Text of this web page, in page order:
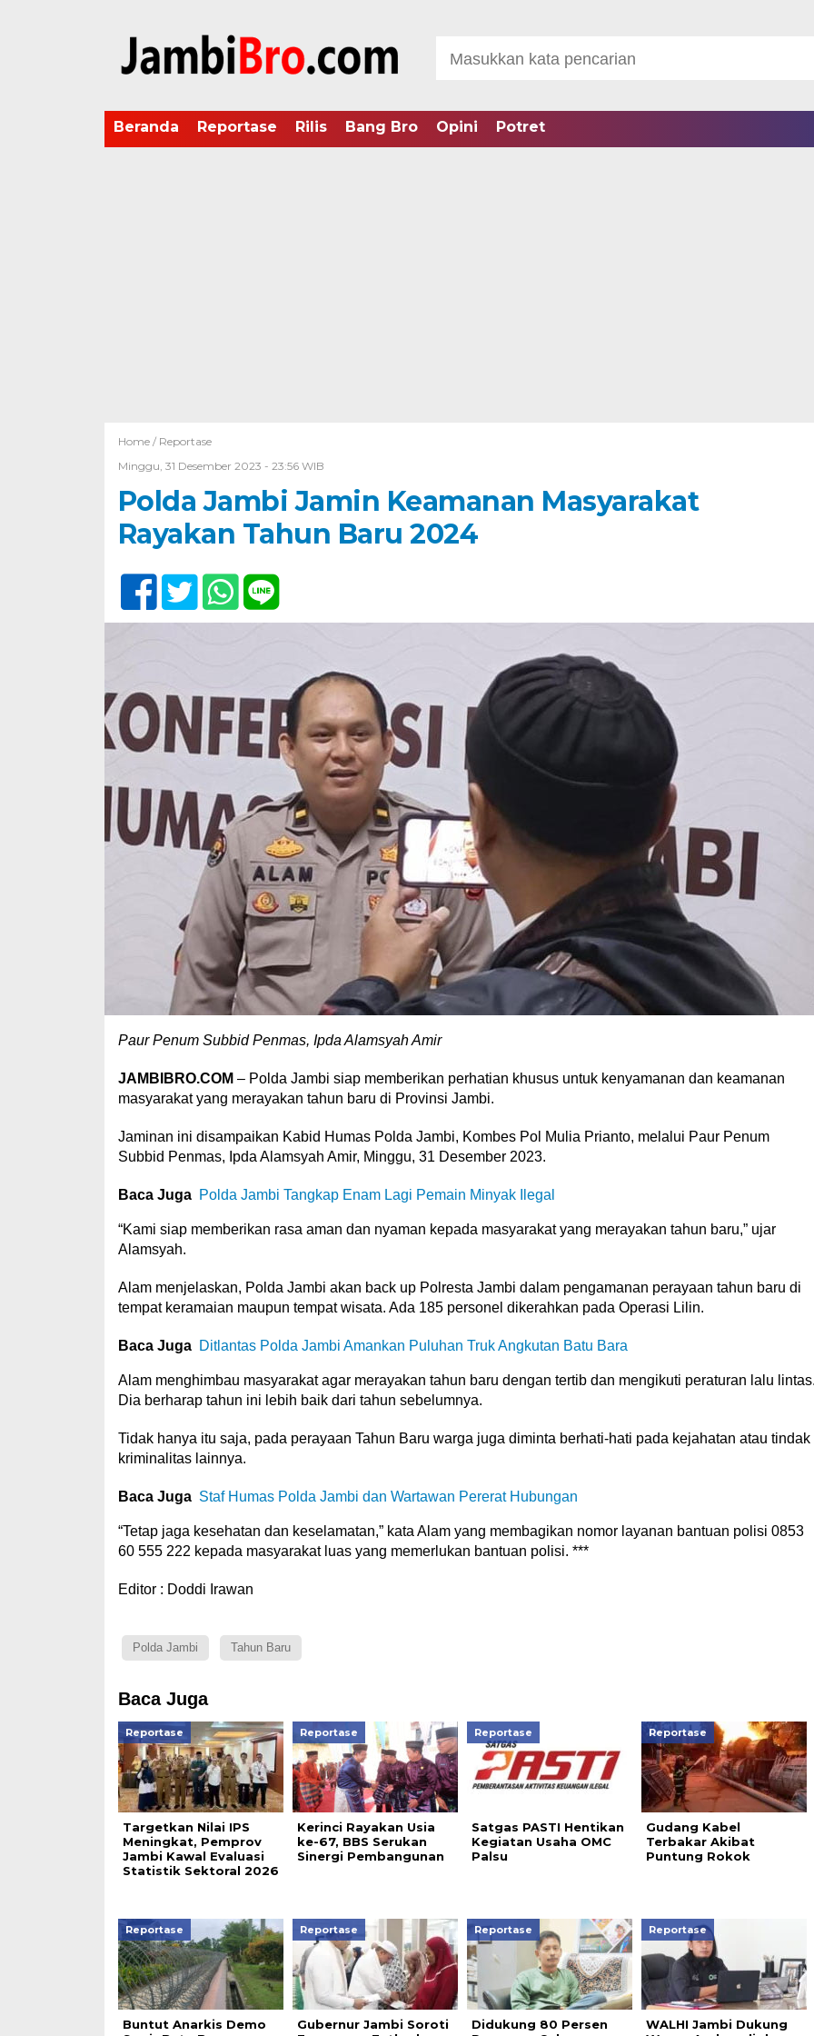
Beranda Reportase Rilis Bang Bro Opini Potret
Home / Reportase
Minggu, 31 Desember 2023 - 23:56 WIB
Polda Jambi Jamin Keamanan Masyarakat
Rayakan Tahun Baru 2024
Paur Penum Subbid Penmas, Ipda Alamsyah Amir
JAMBIBRO.COM – Polda Jambi siap memberikan perhatian khusus untuk kenyamanan dan keamanan
masyarakat yang merayakan tahun baru di Provinsi Jambi.
Jaminan ini disampaikan Kabid Humas Polda Jambi, Kombes Pol Mulia Prianto, melalui Paur Penum
Subbid Penmas, Ipda Alamsyah Amir, Minggu, 31 Desember 2023.
Baca Juga Polda Jambi Tangkap Enam Lagi Pemain Minyak Ilegal
“Kami siap memberikan rasa aman dan nyaman kepada masyarakat yang merayakan tahun baru,” ujar
Alamsyah.
Alam menjelaskan, Polda Jambi akan back up Polresta Jambi dalam pengamanan perayaan tahun baru di
tempat keramaian maupun tempat wisata. Ada 185 personel dikerahkan pada Operasi Lilin.
Baca Juga Ditlantas Polda Jambi Amankan Puluhan Truk Angkutan Batu Bara
Alam menghimbau masyarakat agar merayakan tahun baru dengan tertib dan mengikuti peraturan lalu
Dia berharap tahun ini lebih baik dari tahun sebelumnya.
Tidak hanya itu saja, pada perayaan Tahun Baru warga juga diminta berhati-hati pada kejahatan atau tindak
kriminalitas lainnya.
Baca Juga Staf Humas Polda Jambi dan Wartawan Pererat Hubungan
“Tetap jaga kesehatan dan keselamatan,” kata Alam yang membagikan nomor layanan bantuan polisi 0853
60 555 222 kepada masyarakat luas yang memerlukan bantuan polisi. ***
Editor : Doddi Irawan
Polda Jambi Tahun Baru
Baca Juga
Reportase
Targetkan Nilai IPS
Meningkat, Pemprov
Jambi Kawal Evaluasi
Statistik Sektoral 2026
Reportase
Kerinci Rayakan Usia
ke-67, BBS Serukan
Sinergi Pembangunan
Reportase
Satgas PASTI Hentikan
Kegiatan Usaha OMC
Palsu
Reportase
Gudang Kabel
Terbakar Akibat
Puntung Rokok
Reportase
Buntut Anarkis Demo
Reportase
Gubernur Jambi Soroti
Reportase
Didukung 80 Persen
Reportase
WALHI Jambi Dukung